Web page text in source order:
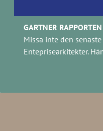
GARTNER RAPPORTEN
Missa inte den
Enteprisearkitekter.